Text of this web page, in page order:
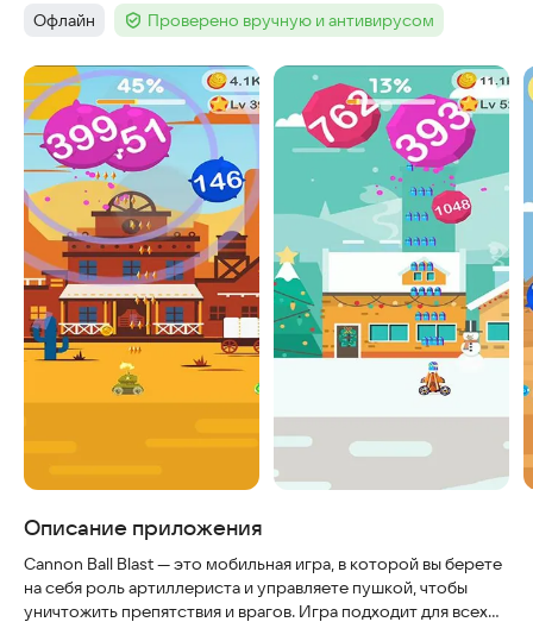
Тег:
Офлайн Тег :Проверено вручную и антивирусом
Скриншоты
Описание приложения
Cannon Ball Blast — это мобильная игра, в которой вы берете
на себя роль артиллериста и управляете пушкой, чтобы
уничтожить препятствия и врагов. Игра подходит для всех